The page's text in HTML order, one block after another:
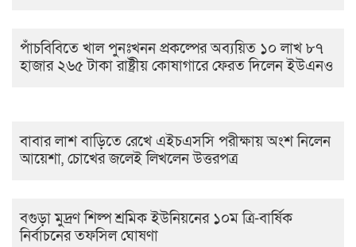
পাঁচবিবিতে খাল পুনঃখনন প্রকল্পের অব্যয়িত ১০ লাখ ৮৭
হাজার ২৬৫ টাকা রাষ্ট্রীয় কোষাগারে ফেরত দিলেন ইউএনও
বাবার লাশ বাড়িতে রেখে এইচএসসি পরীক্ষায় অংশ নিলেন
আয়েশা, চোখের জলেই লিখলেন উত্তরপত্র
বগুড়া মুদ্রণ শিল্প শ্রমিক ইউনিয়নের ১০ম ত্রি-বার্ষিক
নির্বাচনের তফসিল ঘোষণা